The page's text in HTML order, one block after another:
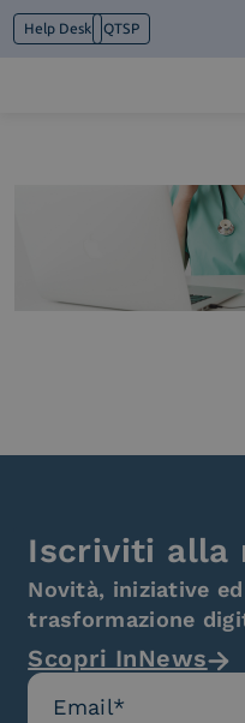
Help Desk QTSP
Cosa facciamo
News e Media
Iscriviti alla
Novità, iniziative
trasformazione
Scopri InNews